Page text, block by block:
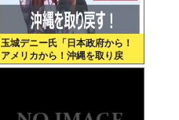
玉城デニー氏「日本政府から！
アメリカから！沖縄を取り戻
す！」